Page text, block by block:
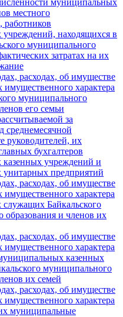
местного
работников
находящихся в
муниципального
затратах на их
расходах, об имуществе
имущественного характера
муниципального
его семьи
за
среднемесячной
руководителей, их
бухгалтеров
учреждений и
предприятий
расходах, об имуществе
имущественного характера
Байкальского
образования и членов их
расходах, об имуществе
имущественного характера
казенных
муниципального
их семей
расходах, об имуществе
имущественного характера
муниципальные